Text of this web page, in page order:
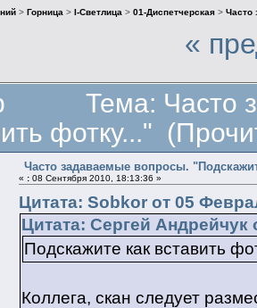
> Горница> I-Светлица> 01-Диспетчерская> Часто
«
Тема: Часто
фотку..."
Часто задаваемые вопросы.
« :08 Сентября 2010, 18:13:36 »
Цитата: Sobkor от 05
Цитата: Сергей Андрейчук
Подскажите как вставить
Коллега, скан следует